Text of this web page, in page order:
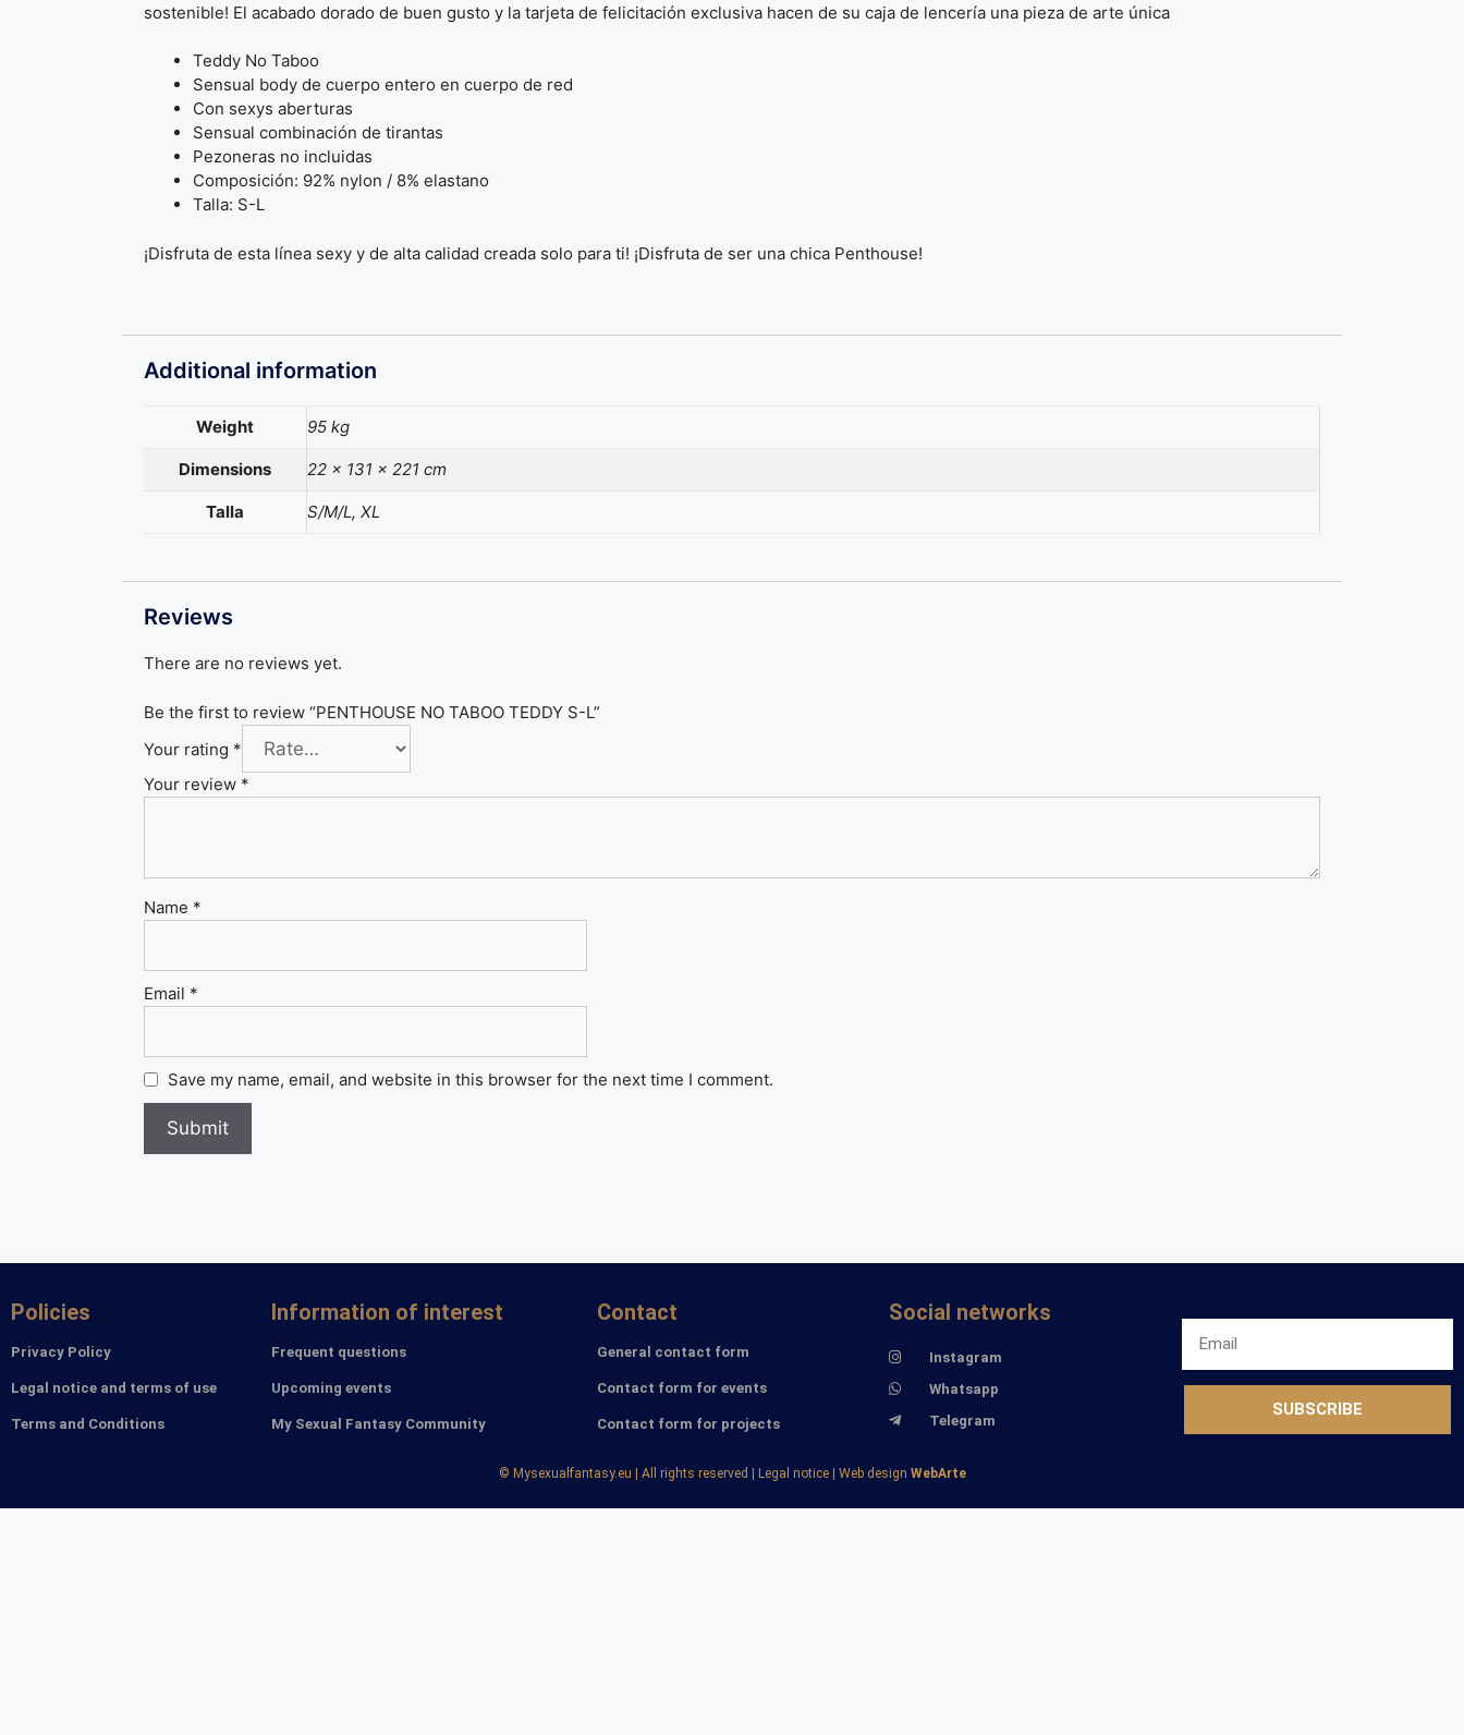
sostenible! El acabado dorado de buen gusto y la tarjeta de felicitación exclusiva hacen de su caja de lencería una pieza de arte única
Teddy No Taboo
Sensual body de cuerpo entero en cuerpo de red
Con sexys aberturas
Sensual combinación de tirantas
Pezoneras no incluidas
Composición: 92% nylon / 8% elastano
Talla: S-L
¡Disfruta de esta línea sexy y de alta calidad creada solo para ti! ¡Disfruta de ser una chica Penthouse!
Additional information
Weight 95 kg
Dimensions 22 × 131 × 221 cm
Talla S/M/L, XL
Reviews
There are no reviews yet.
Be the first to review “PENTHOUSE NO TABOO TEDDY S-L”
Your rating *
Your review *
Name *
Email *
Save my name, email, and website in this browser for the next time I comment.
Policies
Privacy Policy
Legal notice and terms of use
Terms and Conditions
Information of interest
Frequent questions
Upcoming events
My Sexual Fantasy Community
Contact
General contact form
Contact form for events
Contact form for projects
Social networks
Instagram
Whatsapp
Telegram
SUBSCRIBE
©️ Mysexualfantasy.eu | All rights reserved | Legal notice | Web design WebArte